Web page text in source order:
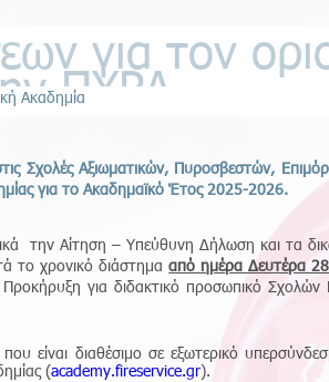
για τον
ΠΥΡΑ
Ακαδημία
Σχολές Αξιωματικών, Πυροσβεστών,
για το Ακαδημαϊκό Έτος 2025-2026.
την Αίτηση – Υπεύθυνη Δήλωση και τα
το χρονικό διάστημααπό ημέρα Δευτέρα
για διδακτικό προσωπικό Σχολών
είναι διαθέσιμο σε εξωτερικό
(academy.fireservice.gr).